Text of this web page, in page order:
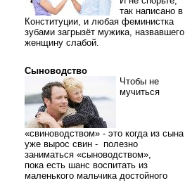
так написано в
Конституции, и любая феминистка
зубами загрызёт мужика, назвавшего
женщину слабой.
Сыноводство
Чтобы не
мучиться
«свиноводством» - это когда из сына
уже вырос свин - полезно
заниматься «сыноводством»,
пока есть шанс воспитать из
маленького мальчика достойного